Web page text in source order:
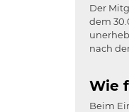
Der
dem
nach
Wie
Beim